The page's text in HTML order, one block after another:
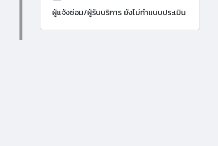
ผู้แจ้งซ่อม/ผู้รับบริการ ยังไม่ทำแบบประเมิน